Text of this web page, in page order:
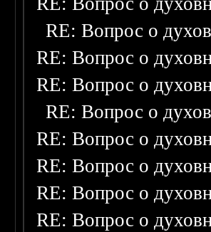
RE: Вопрос о
RE: Вопрос о
RE: Вопрос о
RE: Вопрос о
RE: Вопрос о
RE: Вопрос о
RE: Вопрос о
RE: Вопрос о